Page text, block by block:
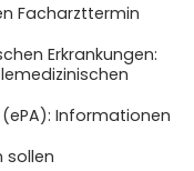
Facharzttermin
Erkrankungen:
Informationen
sollen